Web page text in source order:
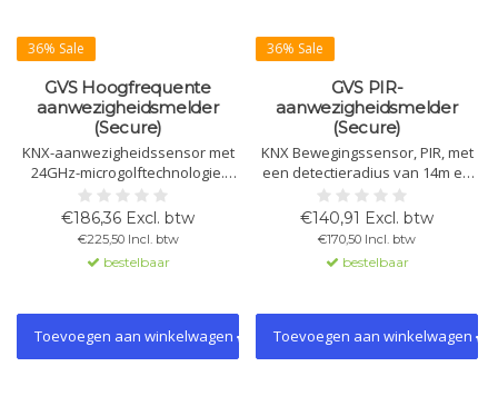
36% Sale
GVS Hoogfrequente
aanwezigheidsmelder
(Secure)
KNX-aanwezigheidssensor met
24GHz-microgolftechnologie.
Detectiegebied 8m, max.
montagahoogte 4m.
Ondersteunt 4
aanwezigheidskanalen,
constantlichtregeling, RTC-
scenegroepfuncties.
Plafondmontage. KNX Secure.
€186,36 Excl. btw
€225,50 Incl. btw
bestelbaar
Toevoegen aan winkelwagen
36% Sale
GVS PIR-
aanwezigheidsmelder
(Secure)
KNX Bewegingssensor, PIR, met
een detectieradius van 14m en
maximale montagehoogte van
12m. Ondersteunt 4
aanwezigheidsdetectiekanalen,
KNX Secure-protocol, constante
verlichting en RTC-functies.
wandmontage.
€140,91 Excl. btw
€170,50 Incl. btw
bestelbaar
Toevoegen aan winkelwagen